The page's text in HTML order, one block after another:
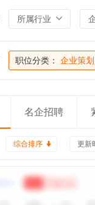
所属行业
职位分类： 企业策
名企招聘
综合排序 更新